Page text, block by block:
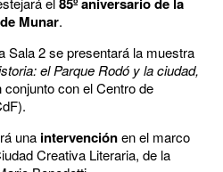
Munar.
Sala 2 se presentará la muestra
el Parque Rodó y la ciudad,
conjunto con el Centro de
una intervenciónen el marco
Creativa Literaria, de la